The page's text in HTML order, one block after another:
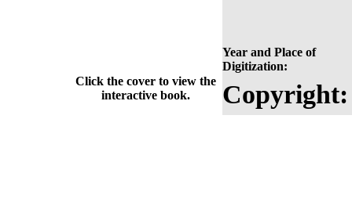
Year and Place of
Digitization:
Click the cover to view the
interactive book.
Copyright: